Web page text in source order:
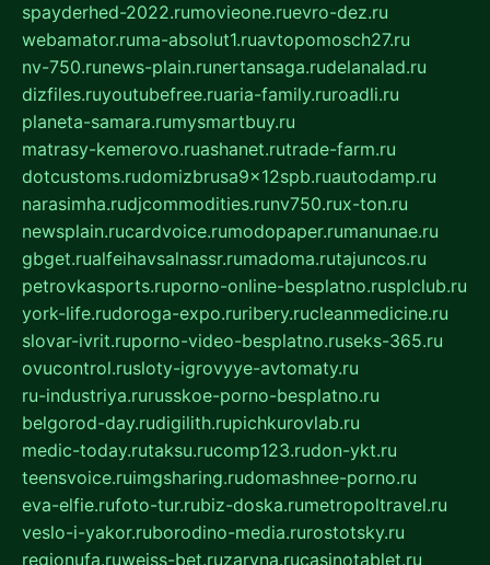
spayderhed-2022.rumovieone.ruevro-dez.ru
webamator.ruma-absolut1.ruavtopomosch27.ru
nv-750.runews-plain.runertansaga.rudelanalad.ru
dizfiles.ruyoutubefree.ruaria-family.ruroadli.ru
planeta-samara.rumysmartbuy.ru
matrasy-kemerovo.ruashanet.rutrade-farm.ru
dotcustoms.rudomizbrusa9x12spb.ruautodamp.ru
narasimha.rudjcommodities.runv750.rux-ton.ru
newsplain.rucardvoice.rumodopaper.rumanunae.ru
gbget.rualfeihavsalnassr.rumadoma.rutajuncos.ru
petrovkasports.ruporno-online-besplatno.rusplclub.ru
york-life.rudoroga-expo.ruribery.rucleanmedicine.ru
slovar-ivrit.ruporno-video-besplatno.ruseks-365.ru
ovucontrol.rusloty-igrovyye-avtomaty.ru
ru-industriya.rurusskoe-porno-besplatno.ru
belgorod-day.rudigilith.rupichkurovlab.ru
medic-today.rutaksu.rucomp123.rudon-ykt.ru
teensvoice.ruimgsharing.rudomashnee-porno.ru
eva-elfie.rufoto-tur.rubiz-doska.rumetropoltravel.ru
veslo-i-yakor.ruborodino-media.rurostotsky.ru
regionufa.ruweiss-bet.ruzaryna.rucasinotablet.ru